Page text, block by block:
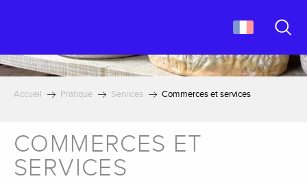
principal
Accueil Pratique Services Commerces et services
COMMERCES ET
SERVICES